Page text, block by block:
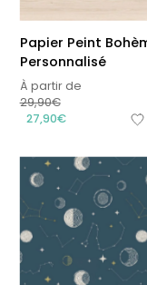
Papier Peint
Personnalisé
À partir de
29,90€
27,90€